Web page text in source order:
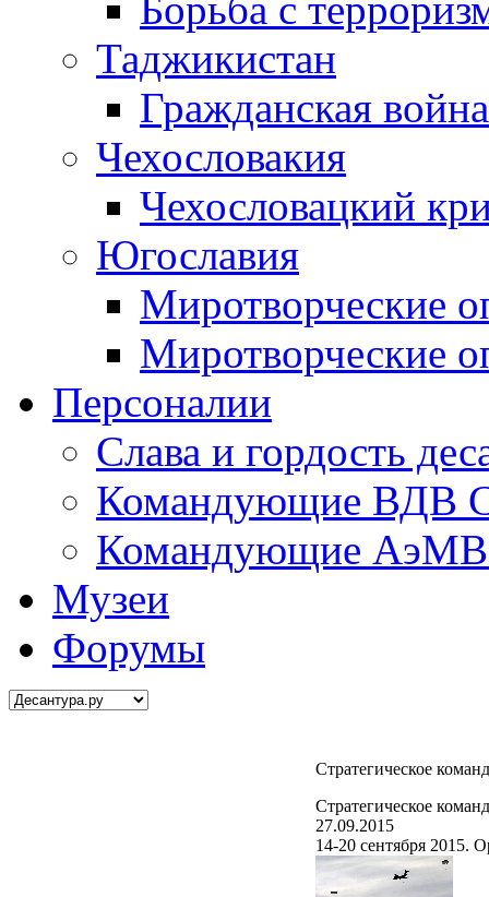
Таджикистан
Гражданская
Чехословакия
Чехословацкий
Югославия
Миротворческие
Миротворческие
Персоналии
Слава и гордость
Командующие ВДВ
Командующие АэМВ
Музеи
Форумы
Стратегическое
Стратегическое
27.09.2015
14-20 сентября 2015.